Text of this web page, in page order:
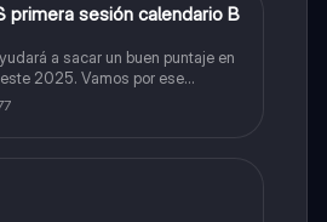
primera sesión calendario B
a sacar un buen puntaje en
2025. Vamos por ese
admitido en la universidad que
que quieres y no la que te